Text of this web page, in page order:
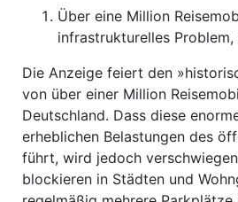
Über eine Million
infrastrukturelles
Die Anzeige feiert den
von über einer Million
Deutschland. Dass diese
erheblichen Belastungen des
führt, wird jedoch
blockieren in Städten und